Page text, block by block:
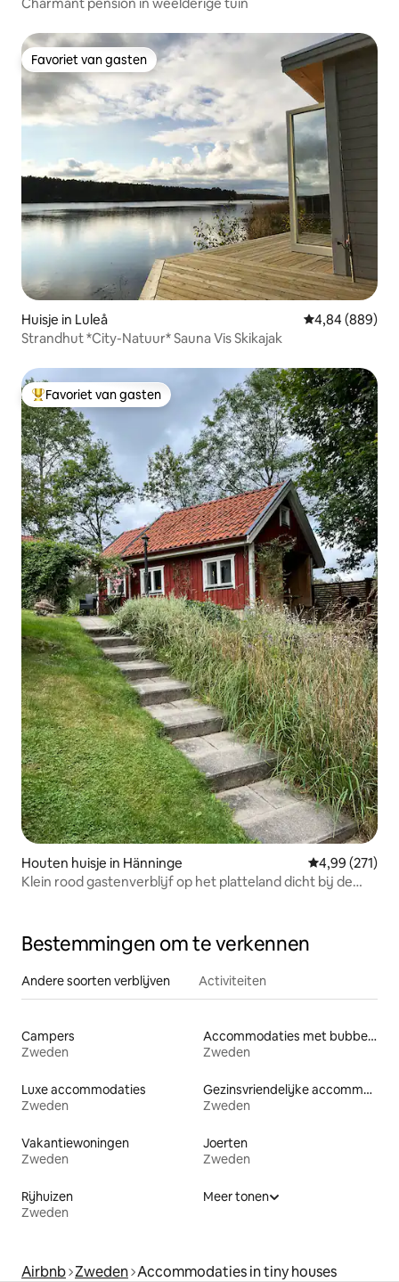
Favoriet van gasten
Favoriet van gasten
Huisje in Luleå Gemiddelde
4,84 (889)
Strandhut *City-Natuur* Sauna Vis Skikajak
Topfavoriet van gasten
Favoriet van gasten
Houten huisje in Hänninge Gemiddelde
4,99 (271)
Klein rood gastenverblijf op het platteland dicht bij de
Bestemmingen om te verkennen
Andere soorten verblijven Activiteiten
Campers
Zweden
Accommodaties met bubbelbad
Zweden
Luxe accommodaties
Zweden
Gezinsvriendelijke accommodaties
Zweden
Vakantiewoningen
Zweden
Joerten
Zweden
Rijhuizen
Zweden
Meer tonen
Airbnb Zweden Accommodaties in tiny houses